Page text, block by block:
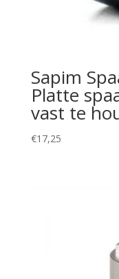
Sapim
Platte
vast te
€17,25